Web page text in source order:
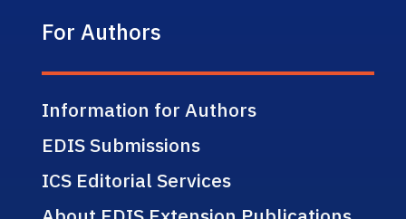
For Authors
Information for Authors
EDIS Submissions
ICS Editorial Services